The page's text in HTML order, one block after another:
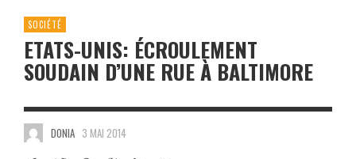
SOCIÉTÉ
ETATS-UNIS: ÉCROULEMENT
SOUDAIN D’UNE RUE À BALTIMORE
DONIA 3 MAI 2014